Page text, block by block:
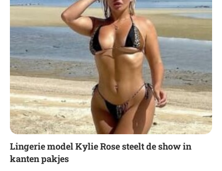
Lingerie model Kylie Rose steelt de show in
kanten pakjes